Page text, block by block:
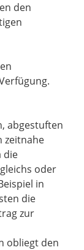
den
abgestuften
zeitnahe
die
oder
in
die
zur
obliegt den